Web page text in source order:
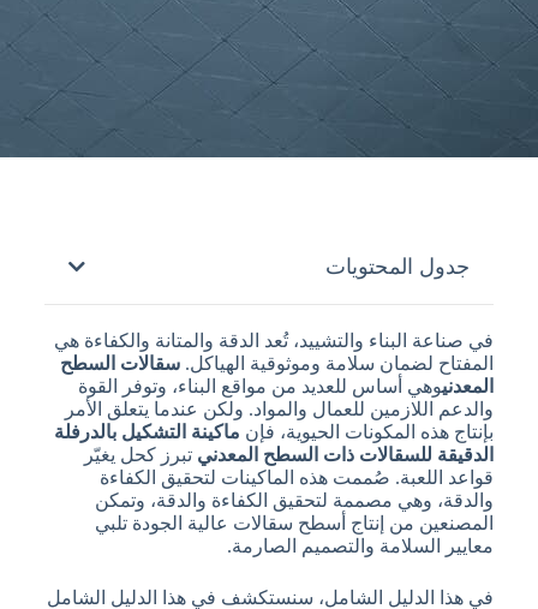
جدول المحتويات
في صناعة البناء والتشييد، تُعد الدقة والمتانة والكفاءة هي
المفتاح لضمان سلامة وموثوقية الهياكل. سقالات السطح
المعدنيوهي أساس للعديد من مواقع البناء، وتوفر القوة
والدعم اللازمين للعمال والمواد. ولكن عندما يتعلق الأمر
بإنتاج هذه المكونات الحيوية، فإن ماكينة التشكيل بالدرفلة
الدقيقة للسقالات ذات السطح المعدني تبرز كحل يغيّر
قواعد اللعبة. صُممت هذه الماكينات لتحقيق الكفاءة
والدقة، وهي مصممة لتحقيق الكفاءة والدقة، وتمكن
المصنعين من إنتاج أسطح سقالات عالية الجودة تلبي
معايير السلامة والتصميم الصارمة.
في هذا الدليل الشامل، سنستكشف في هذا الدليل الشامل